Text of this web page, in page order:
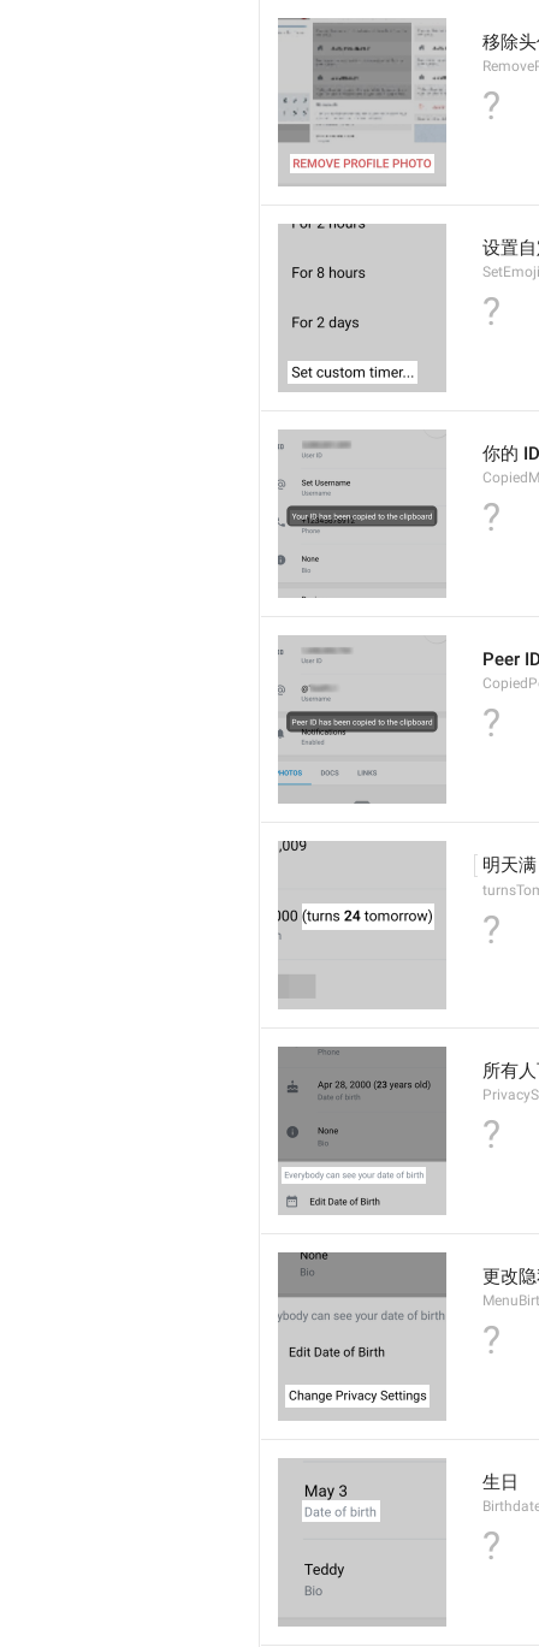
移除
?
设置
?
你的
?
Peer
?
明天
?
所有
?
更改
?
生日
?